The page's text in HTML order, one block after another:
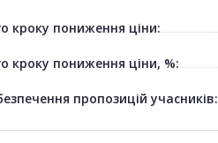
кроку пониження ціни:
кроку пониження ціни, %:
пропозицій учасників: